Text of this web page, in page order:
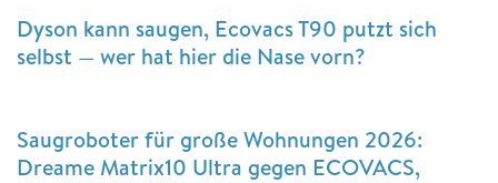
Dyson kann saugen, Ecovacs T90 putzt sich
selbst — wer hat hier die Nase vorn?
Saugroboter für große Wohnungen 2026:
Dreame Matrix10 Ultra gegen ECOVACS,